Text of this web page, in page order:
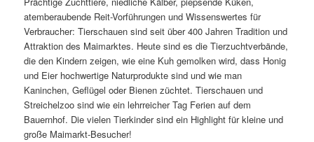
atemberaubende Reit-Vorführungen und Wissenswertes für
Verbraucher: Tierschauen sind seit über 400 Jahren Tradition und
Attraktion des Maimarktes. Heute sind es die Tierzuchtverbände,
die den Kindern zeigen, wie eine Kuh gemolken wird, dass Honig
und Eier hochwertige Naturprodukte sind und wie man
Kaninchen, Geflügel oder Bienen züchtet. Tierschauen und
Streichelzoo sind wie ein lehrreicher Tag Ferien auf dem
Bauernhof. Die vielen Tierkinder sind ein Highlight für kleine und
große Maimarkt-Besucher!